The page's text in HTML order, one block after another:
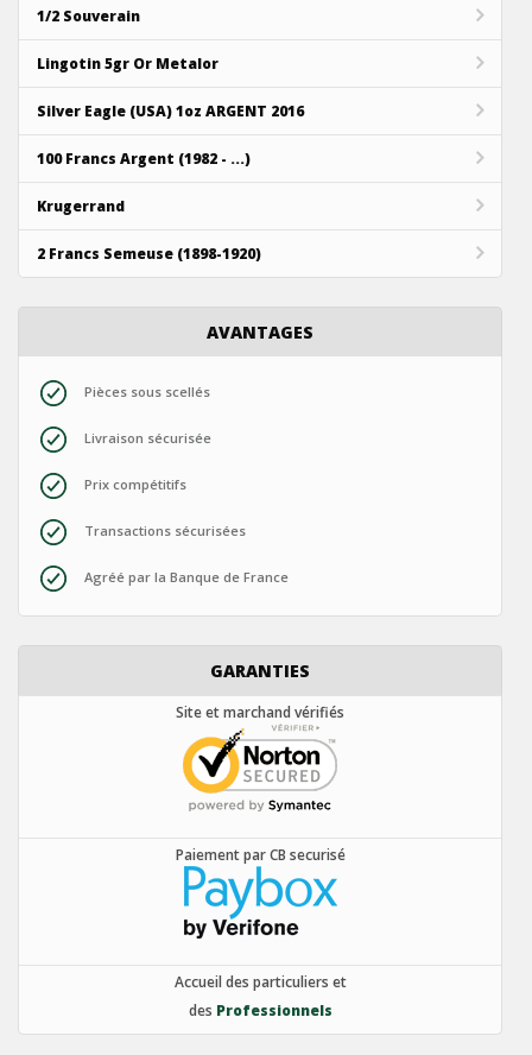
1/2 Souverain
Lingotin 5gr Or Metalor
Silver Eagle (USA) 1oz ARGENT 2016
100 Francs Argent (1982 - ...)
Krugerrand
2 Francs Semeuse (1898-1920)
AVANTAGES
Pièces sous scellés
Livraison sécurisée
Prix compétitifs
Transactions sécurisées
Agréé par la Banque de France
GARANTIES
Site et marchand vérifiés
Paiement par CB securisé
Accueil des particuliers et
des Professionnels